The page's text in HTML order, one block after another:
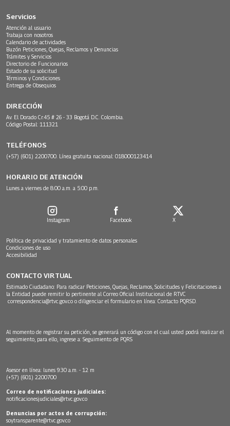
Servicios
Atención al usuario
Trabaja con nosotros
Calendario de actividades
Buzón Peticiones, Quejas, Reclamos y Denuncias
Trámites y Servicios
Directorio de Funcionarios
Estado de su solicitud
Términos y Condiciones
Entrega de Obsequios
DIRECCIÓN
Av. El Dorado Cr.45 # 26 - 33 Bogotá D.C. Colombia.
Código Postal: 111321
TELÉFONOS
(+57) (601) 2200700. Línea gratuita nacional: 018000123414
HORARIO DE ATENCIÓN
Lunes a viernes de 8:00 a.m. a 5:00 p.m.
Instagram Facebook X
Política de privacidad y tratamiento de datos personales
Condiciones de uso
Accesibilidad
CONTACTO VIRTUAL
Estimado Ciudadano: Para radicar Peticiones, Quejas, Reclamos, Solicitudes y Felicitaciones a
la Entidad puede remitir lo pertinente al Correo Oficial Institucional de RTVC
correspondencia@rtvc.gov.co o diligenciar el formulario en línea: Contacto PQRSD.
Al momento de registrar su petición, se generará un código con el cual usted podrá realizar el
seguimiento, para ello, ingrese a: Seguimiento de PQRS
Asesor en línea: lunes 9:30 a.m. - 12 m
(+57) (601) 2200700
Correo de notificaciones judiciales:
notificacionesjudiciales@rtvc.gov.co
Denuncias por actos de corrupción:
soytransparente@rtvc.gov.co